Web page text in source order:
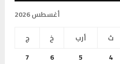
أغسطس 2026
ث أرب خ
ج
4
5
6
7